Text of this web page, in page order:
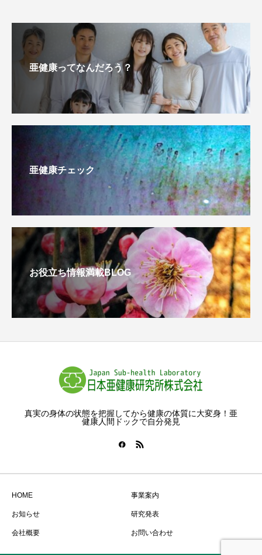
亜健康ってなんだろう？
亜健康チェック
お役立ち情報満載BLOG
真実の身体の状態を把握してから健康の体質に大変身！亜
健康人間ドックで自分発見
HOME 事業案内
お知らせ 研究発表
会社概要 お問い合わせ